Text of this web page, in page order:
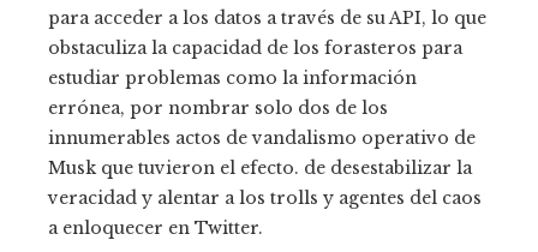
para acceder a los datos a través de su API, lo que
obstaculiza la capacidad de los forasteros para
estudiar problemas como la información
errónea, por nombrar solo dos de los
innumerables actos de vandalismo operativo de
Musk que tuvieron el efecto. de desestabilizar la
veracidad y alentar a los trolls y agentes del caos
a enloquecer en Twitter.